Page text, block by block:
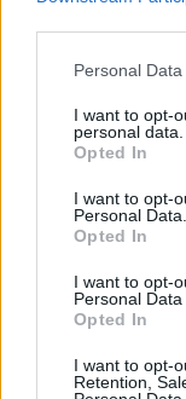
Please note that
not limited to your
grant or deny
use your data for
consent section.
Personal
I want to opt-
personal data.
Opted In
I want to opt-
Personal Data.
Opted In
I want to opt-
Personal Data
Opted In
I want to opt-
Retention,
Tankönyv- és
kínálják könyveiket.
BME honlapja